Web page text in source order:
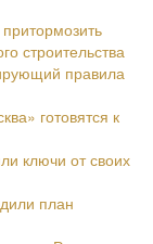
строительства
правила
готовятся к
ключи от своих
план